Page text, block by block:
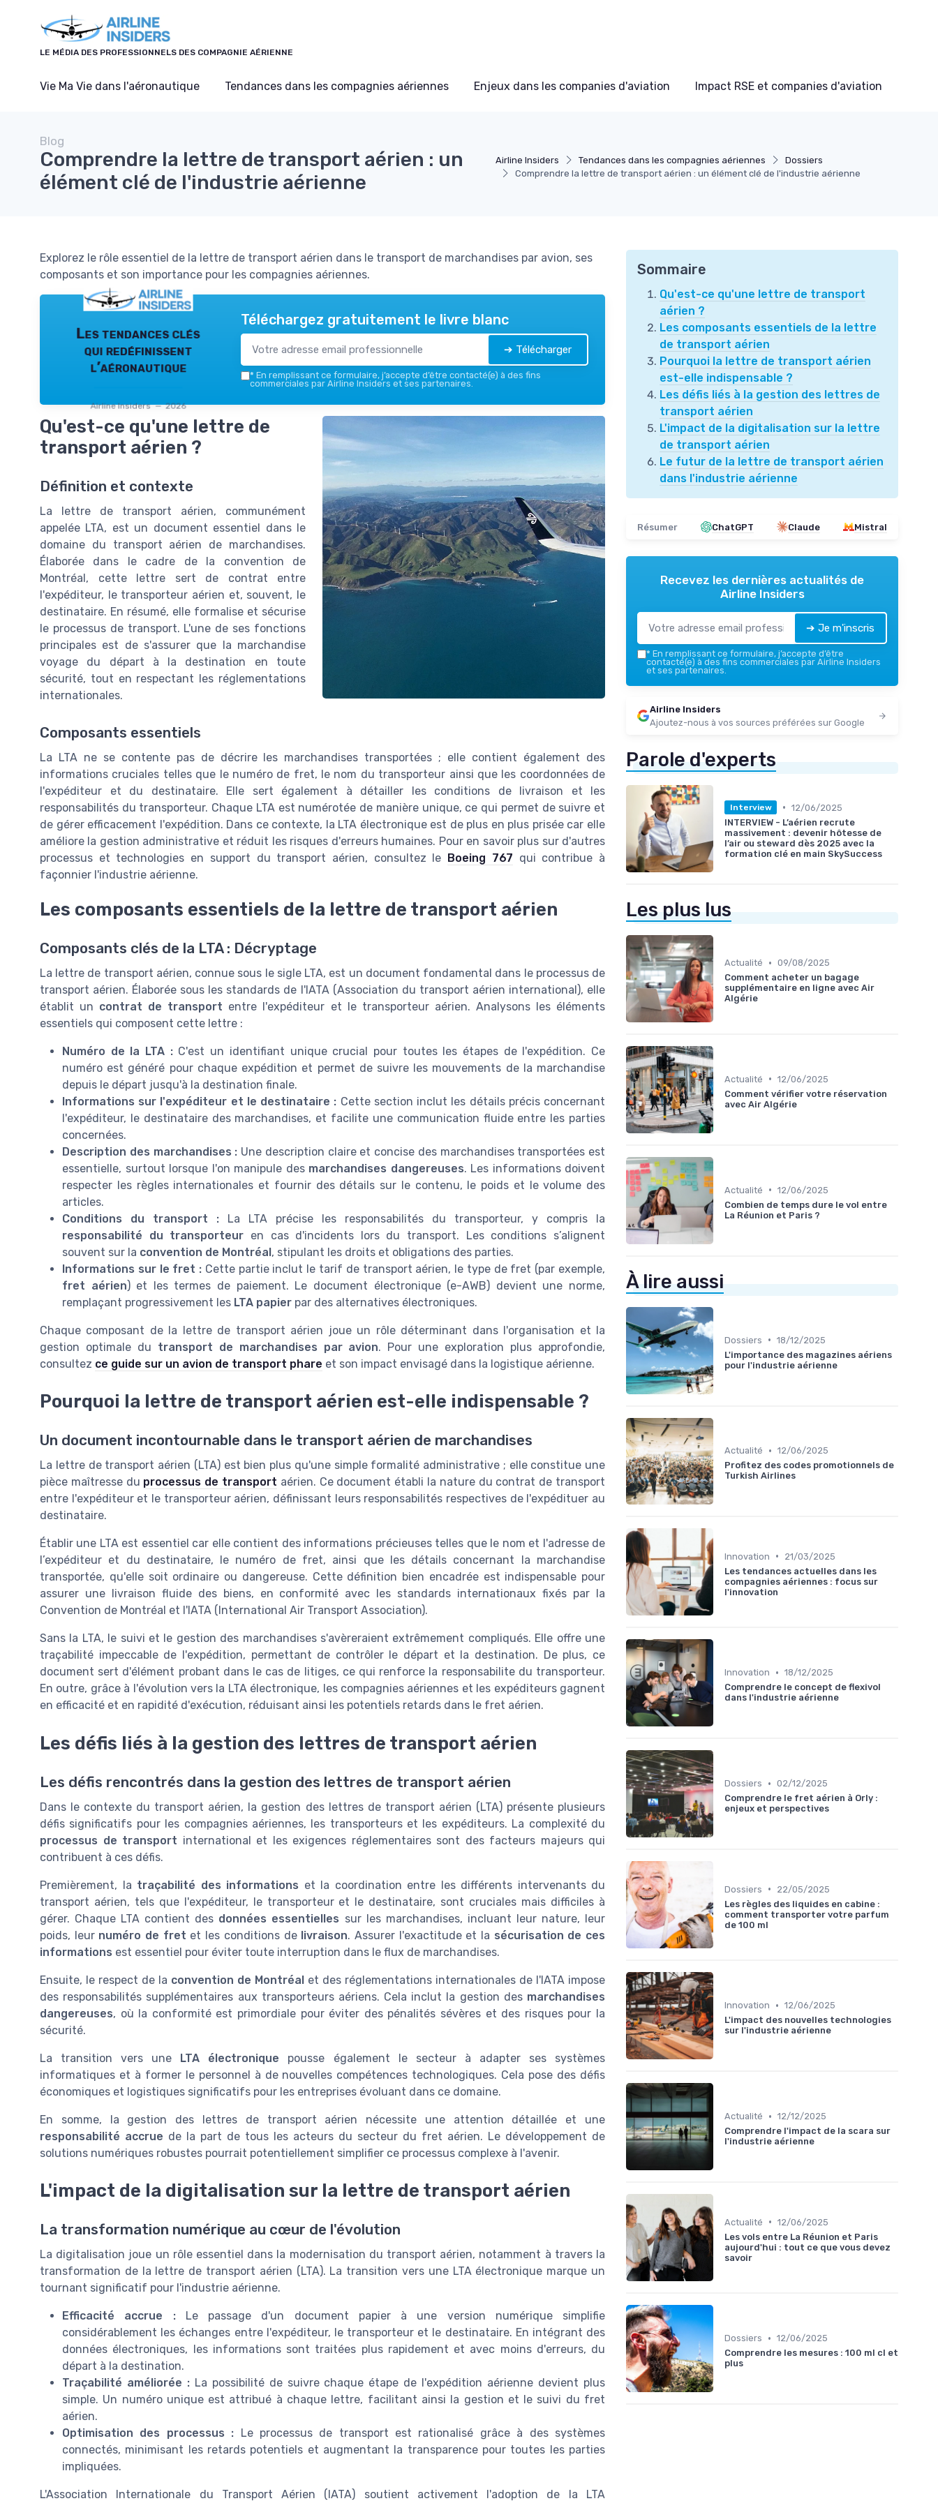
LE MÉDIA DES PROFESSIONNELS DES COMPAGNIE AÉRIENNE
Vie Ma Vie dans l'aéronautique Tendances dans les compagnies aériennes Enjeux dans les companies d'aviation Impact RSE et companies d'aviation
Airline Insiders Tendances dans les compagnies aériennes
Dossiers
Comprendre la lettre de transport aérien : un élément clé de l'industrie aérienne
Blog
Comprendre la lettre de transport aérien : un
élément clé de l'industrie aérienne
Explorez le rôle essentiel de la lettre de transport aérien dans le transport de marchandises par avion, ses
composants et son importance pour les compagnies aériennes.
Les tendances clés
qui redéfinissent
l’aéronautique
Airline Insiders — 2026
Téléchargez gratuitement le livre blanc
➔ Télécharger
* En remplissant ce formulaire, j’accepte d’être contacté(e) à des fins
commerciales par Airline Insiders et ses partenaires.
Qu'est-ce qu'une lettre de
transport aérien ?
Définition et contexte
La lettre de transport aérien, communément
appelée LTA, est un document essentiel dans le
domaine du transport aérien de marchandises.
Élaborée dans le cadre de la convention de
Montréal, cette lettre sert de contrat entre
l'expéditeur, le transporteur aérien et, souvent, le
destinataire. En résumé, elle formalise et sécurise
le processus de transport. L'une de ses fonctions
principales est de s'assurer que la marchandise
voyage du départ à la destination en toute
sécurité, tout en respectant les réglementations
internationales.
Composants essentiels
La LTA ne se contente pas de décrire les marchandises transportées ; elle contient également des
informations cruciales telles que le numéro de fret, le nom du transporteur ainsi que les coordonnées de
l'expéditeur et du destinataire. Elle sert également à détailler les conditions de livraison et les
responsabilités du transporteur. Chaque LTA est numérotée de manière unique, ce qui permet de suivre et
de gérer efficacement l'expédition. Dans ce contexte, la LTA électronique est de plus en plus prisée car elle
améliore la gestion administrative et réduit les risques d'erreurs humaines. Pour en savoir plus sur d'autres
processus et technologies en support du transport aérien, consultez le Boeing 767 qui contribue à
façonnier l'industrie aérienne.
Les composants essentiels de la lettre de transport aérien
Composants clés de la LTA : Décryptage
La lettre de transport aérien, connue sous le sigle LTA, est un document fondamental dans le processus de
transport aérien. Élaborée sous les standards de l'IATA (Association du transport aérien international), elle
établit un contrat de transport entre l'expéditeur et le transporteur aérien. Analysons les éléments
essentiels qui composent cette lettre :
Numéro de la LTA :C'est un identifiant unique crucial pour toutes les étapes de l'expédition. Ce
numéro est généré pour chaque expédition et permet de suivre les mouvements de la marchandise
depuis le départ jusqu'à la destination finale.
Informations sur l'expéditeur et le destinataire : Cette section inclut les détails précis concernant
l'expéditeur, le destinataire des marchandises, et facilite une communication fluide entre les parties
concernées.
Description des marchandises : Une description claire et concise des marchandises transportées est
essentielle, surtout lorsque l'on manipule des marchandises dangereuses. Les informations doivent
respecter les règles internationales et fournir des détails sur le contenu, le poids et le volume des
articles.
Conditions du transport : La LTA précise les responsabilités du transporteur, y compris la
responsabilité du transporteur en cas d'incidents lors du transport. Les conditions s’alignent
souvent sur la convention de Montréal, stipulant les droits et obligations des parties.
Informations sur le fret : Cette partie inclut le tarif de transport aérien, le type de fret (par exemple,
fret aérien) et les termes de paiement. Le document électronique (e-AWB) devient une norme,
remplaçant progressivement les LTA papier par des alternatives électroniques.
Chaque composant de la lettre de transport aérien joue un rôle déterminant dans l'organisation et la
gestion optimale du transport de marchandises par avion. Pour une exploration plus approfondie,
consultez ce guide sur un avion de transport phare et son impact envisagé dans la logistique aérienne.
Pourquoi la lettre de transport aérien est-elle indispensable ?
Un document incontournable dans le transport aérien de marchandises
La lettre de transport aérien (LTA) est bien plus qu'une simple formalité administrative ; elle constitue une
pièce maîtresse du processus de transport aérien. Ce document établi la nature du contrat de transport
entre l'expéditeur et le transporteur aérien, définissant leurs responsabilités respectives de l'expédituer au
destinataire.
Établir une LTA est essentiel car elle contient des informations précieuses telles que le nom et l'adresse de
l’expéditeur et du destinataire, le numéro de fret, ainsi que les détails concernant la marchandise
transportée, qu'elle soit ordinaire ou dangereuse. Cette définition bien encadrée est indispensable pour
assurer une livraison fluide des biens, en conformité avec les standards internationaux fixés par la
Convention de Montréal et l'IATA (International Air Transport Association).
Sans la LTA, le suivi et le gestion des marchandises s'avèreraient extrêmement compliqués. Elle offre une
traçabilité impeccable de l'expédition, permettant de contrôler le départ et la destination. De plus, ce
document sert d'élément probant dans le cas de litiges, ce qui renforce la responsabilite du transporteur.
En outre, grâce à l'évolution vers la LTA électronique, les compagnies aériennes et les expéditeurs gagnent
en efficacité et en rapidité d'exécution, réduisant ainsi les potentiels retards dans le fret aérien.
Les défis liés à la gestion des lettres de transport aérien
Les défis rencontrés dans la gestion des lettres de transport aérien
Dans le contexte du transport aérien, la gestion des lettres de transport aérien (LTA) présente plusieurs
défis significatifs pour les compagnies aériennes, les transporteurs et les expéditeurs. La complexité du
processus de transport international et les exigences réglementaires sont des facteurs majeurs qui
contribuent à ces défis.
Premièrement, la traçabilité des informations et la coordination entre les différents intervenants du
transport aérien, tels que l'expéditeur, le transporteur et le destinataire, sont cruciales mais difficiles à
gérer. Chaque LTA contient des données essentielles sur les marchandises, incluant leur nature, leur
poids, leur numéro de fret et les conditions de livraison. Assurer l'exactitude et la sécurisation de ces
informations est essentiel pour éviter toute interruption dans le flux de marchandises.
Ensuite, le respect de la convention de Montréal et des réglementations internationales de l'IATA impose
des responsabilités supplémentaires aux transporteurs aériens. Cela inclut la gestion des marchandises
dangereuses, où la conformité est primordiale pour éviter des pénalités sévères et des risques pour la
sécurité.
La transition vers une LTA électronique pousse également le secteur à adapter ses systèmes
informatiques et à former le personnel à de nouvelles compétences technologiques. Cela pose des défis
économiques et logistiques significatifs pour les entreprises évoluant dans ce domaine.
En somme, la gestion des lettres de transport aérien nécessite une attention détaillée et une
responsabilité accrue de la part de tous les acteurs du secteur du fret aérien. Le développement de
solutions numériques robustes pourrait potentiellement simplifier ce processus complexe à l'avenir.
L'impact de la digitalisation sur la lettre de transport aérien
La transformation numérique au cœur de l'évolution
La digitalisation joue un rôle essentiel dans la modernisation du transport aérien, notamment à travers la
transformation de la lettre de transport aérien (LTA). La transition vers une LTA électronique marque un
tournant significatif pour l'industrie aérienne.
Efficacité accrue :Le passage d'un document papier à une version numérique simplifie
considérablement les échanges entre l'expéditeur, le transporteur et le destinataire. En intégrant des
données électroniques, les informations sont traitées plus rapidement et avec moins d'erreurs, du
départ à la destination.
Traçabilité améliorée :La possibilité de suivre chaque étape de l'expédition aérienne devient plus
simple. Un numéro unique est attribué à chaque lettre, facilitant ainsi la gestion et le suivi du fret
aérien.
Optimisation des processus : Le processus de transport est rationalisé grâce à des systèmes
connectés, minimisant les retards potentiels et augmentant la transparence pour toutes les parties
impliquées.
L'Association Internationale du Transport Aérien (IATA) soutient activement l'adoption de la LTA
Sommaire
Qu'est-ce qu'une lettre de transport
aérien ?
Les composants essentiels de la lettre
de transport aérien
Pourquoi la lettre de transport aérien
est-elle indispensable ?
Les défis liés à la gestion des lettres de
transport aérien
L'impact de la digitalisation sur la lettre
de transport aérien
Le futur de la lettre de transport aérien
dans l'industrie aérienne
Résumer ChatGPT Claude Mistral
Recevez les dernières actualités de
Airline Insiders
➔ Je m'inscris
* En remplissant ce formulaire, j’accepte d’être
contacté(e) à des fins commerciales par Airline Insiders
et ses partenaires.
Airline Insiders
Ajoutez-nous à vos sources préférées sur Google
Parole d'experts
Interview • 12/06/2025
INTERVIEW - L’aérien recrute
massivement : devenir hôtesse de
l’air ou steward dès 2025 avec la
formation clé en main SkySuccess
Les plus lus
Actualité • 09/08/2025
Comment acheter un bagage
supplémentaire en ligne avec Air
Algérie
Actualité • 12/06/2025
Comment vérifier votre réservation
avec Air Algérie
Actualité • 12/06/2025
Combien de temps dure le vol entre
La Réunion et Paris ?
À lire aussi
Dossiers • 18/12/2025
L'importance des magazines aériens
pour l'industrie aérienne
Actualité • 12/06/2025
Profitez des codes promotionnels de
Turkish Airlines
Innovation •
21/03/2025
Les tendances actuelles dans les
compagnies aériennes : focus sur
l'innovation
Innovation • 18/12/2025
Comprendre le concept de flexivol
dans l'industrie aérienne
Dossiers • 02/12/2025
Comprendre le fret aérien à Orly :
enjeux et perspectives
Dossiers •
22/05/2025
Les règles des liquides en cabine :
comment transporter votre parfum
de 100 ml
Innovation • 12/06/2025
L'impact des nouvelles technologies
sur l'industrie aérienne
Actualité • 12/12/2025
Comprendre l'impact de la scara sur
l'industrie aérienne
Actualité • 12/06/2025
Les vols entre La Réunion et Paris
aujourd'hui : tout ce que vous devez
savoir
Dossiers • 12/06/2025
Comprendre les mesures : 100 ml cl et
plus